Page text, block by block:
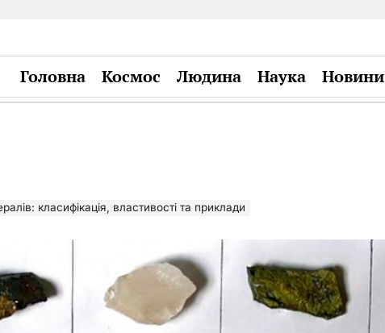
Головна Космос Людина Наука Новини
класифікація, властивості та приклади